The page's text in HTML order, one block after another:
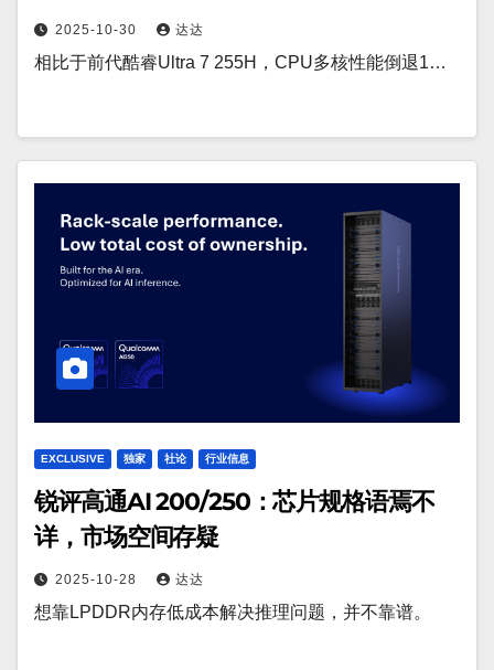
2025-10-30 达达
相比于前代酷睿Ultra 7 255H，CPU多核性能倒退1…
EXCLUSIVE 独家 社论 行业信息
锐评高通AI 200/250：芯片规格语焉不
详，市场空间存疑
2025-10-28 达达
想靠LPDDR内存低成本解决推理问题，并不靠谱。